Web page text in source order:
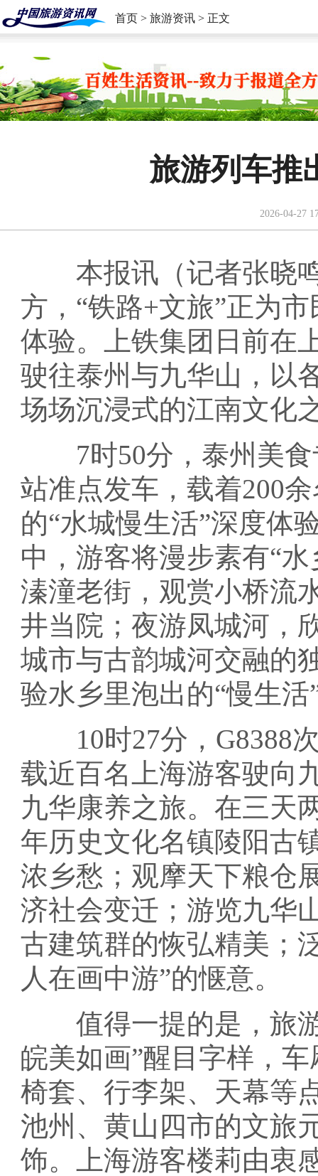
首页 > 旅游资讯 > 正文
旅游列车推
2026-04-27
本报讯（记者张晓
方，“铁路+文旅”正为
体验。上铁集团日前在
驶往泰州与九华山，以
场场沉浸式的江南文化
7时50分，泰州美
站准点发车，载着200
的“水城慢生活”深度体
中，游客将漫步素有“
溱潼老街，观赏小桥流
井当院；夜游凤城河，
城市与古韵城河交融的
验水乡里泡出的“慢生
10时27分，G8388
载近百名上海游客驶向
九华康养之旅。在三天
年历史文化名镇陵阳古
浓乡愁；观摩天下粮仓
济社会变迁；游览九华
古建筑群的恢弘精美；
人在画中游”的惬意。
值得一提的是，旅
皖美如画”醒目字样，
椅套、行李架、天幕等
池州、黄山四市的文旅
饰。上海游客楼莉由衷